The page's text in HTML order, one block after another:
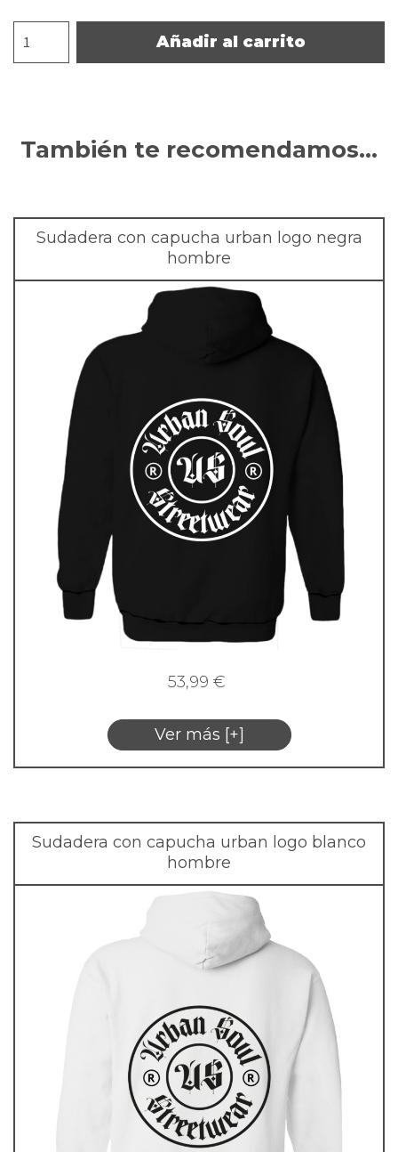
trucker
Añadir al carrito
También te recomendamos…
Sudadera con capucha urban logo negra
hombre
53,99 €
Ver más [+]
Sudadera con capucha urban logo blanco
hombre